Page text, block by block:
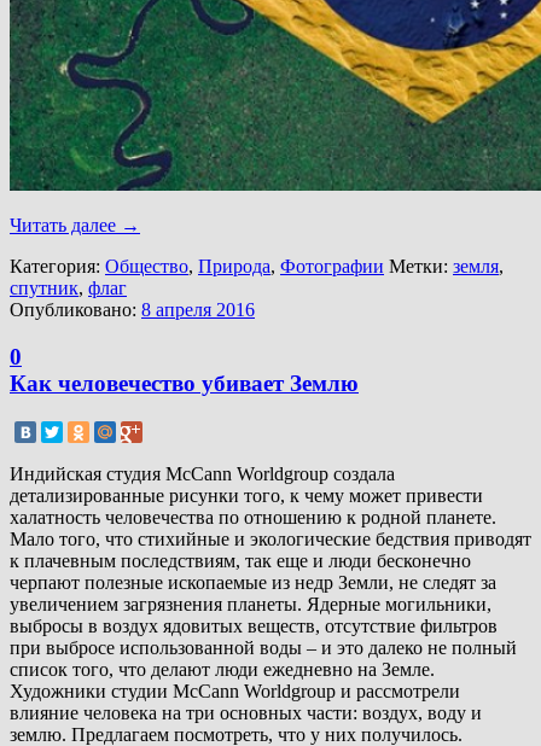
Читать далее →
Категория: Общество, Природа, Фотографии Метки: земля,
спутник, флаг
Опубликовано: 8 апреля 2016
0
Как человечество убивает Землю
Индийская студия McCann Worldgroup создала
детализированные рисунки того, к чему может привести
халатность человечества по отношению к родной планете.
Мало того, что стихийные и экологические бедствия приводят
к плачевным последствиям, так еще и люди бесконечно
черпают полезные ископаемые из недр Земли, не следят за
увеличением загрязнения планеты. Ядерные могильники,
выбросы в воздух ядовитых веществ, отсутствие фильтров
при выбросе использованной воды – и это далеко не полный
список того, что делают люди ежедневно на Земле.
Художники студии McCann Worldgroup и рассмотрели
влияние человека на три основных части: воздух, воду и
землю. Предлагаем посмотреть, что у них получилось.